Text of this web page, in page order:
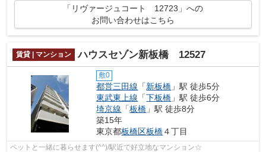
「リヴァージュコート 12723」への
お問い合わせはこちら
賃貸 | マンション ハウスセゾン新板橋 12527
敷0
都営三田線 「新板橋 」駅 徒歩5分
東武東上線 「下板橋 」駅 徒歩6分
埼京線 「板橋 」駅 徒歩8分
築15年
東京都板橋区板橋４丁目
ペットと一緒に暮らせます(^^)/駅近で好立地なマンション☆